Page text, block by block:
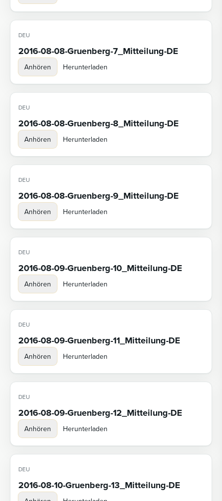
DEU
2016-08-08-Gruenberg-7_Mitteilung-DE
Anhören Herunterladen
DEU
2016-08-08-Gruenberg-8_Mitteilung-DE
Anhören Herunterladen
DEU
2016-08-08-Gruenberg-9_Mitteilung-DE
Anhören Herunterladen
DEU
2016-08-09-Gruenberg-10_Mitteilung-DE
Anhören Herunterladen
DEU
2016-08-09-Gruenberg-11_Mitteilung-DE
Anhören Herunterladen
DEU
2016-08-09-Gruenberg-12_Mitteilung-DE
Anhören Herunterladen
DEU
2016-08-10-Gruenberg-13_Mitteilung-DE